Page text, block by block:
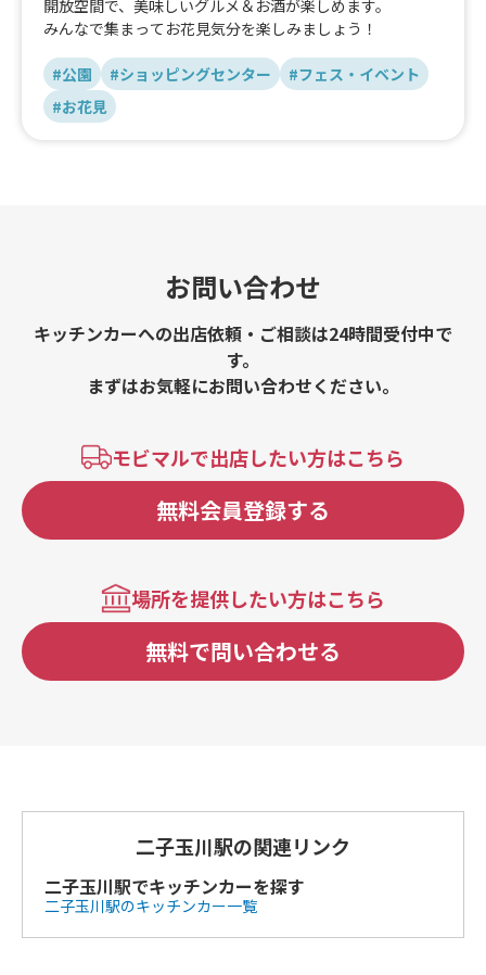
開放空間で、美味しいグルメ＆お酒が楽しめます。
みんなで集まってお花見気分を楽しみましょう！
#公園 #ショッピングセンター
#フェス・イベント
#お花見
お問い合わせ
キッチンカーへの出店依頼・ご相談は24時間受付中で
す。
まずはお気軽にお問い合わせください。
モビマルで出店したい方はこちら
無料会員登録する
場所を提供したい方はこちら
無料で問い合わせる
二子玉川駅の関連リンク
二子玉川駅でキッチンカーを探す
二子玉川駅のキッチンカー一覧